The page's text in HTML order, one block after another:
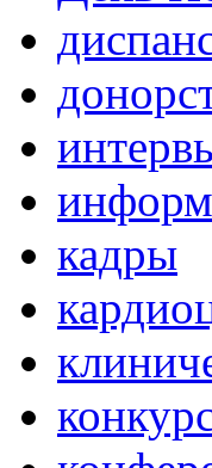
кадры